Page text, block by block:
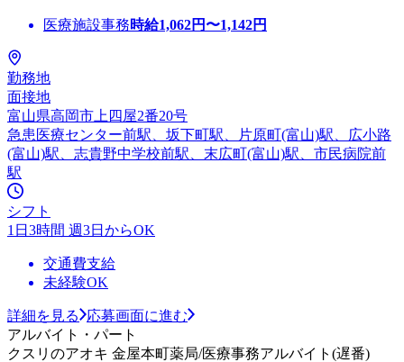
医療施設事務時給1,062円〜1,142円
勤務地
面接地
富山県高岡市上四屋2番20号
急患医療センター前駅、坂下町駅、片原町(富山)駅、広小路
(富山)駅、志貴野中学校前駅、末広町(富山)駅、市民病院前
駅
シフト
1日3時間 週3日からOK
交通費支給
未経験OK
詳細を見る
応募画面に進む
アルバイト・パート
クスリのアオキ 金屋本町薬局/医療事務アルバイト(遅番)